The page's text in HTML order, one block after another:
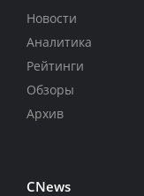
Новости
Аналитика
Рейтинги
Обзоры
Архив
CNews